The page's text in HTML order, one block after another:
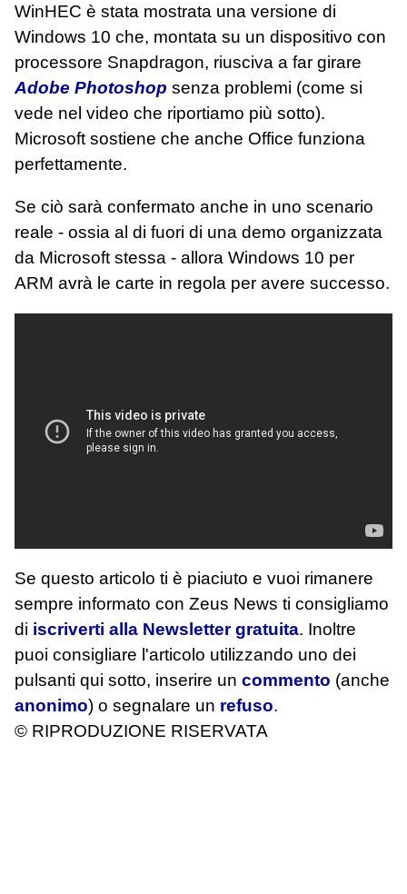
WinHEC è stata mostrata una versione di
Windows 10 che, montata su un dispositivo con
processore Snapdragon, riusciva a far girare
Adobe Photoshop senza problemi (come si
vede nel video che riportiamo più sotto).
Microsoft sostiene che anche Office funziona
perfettamente.
Se ciò sarà confermato anche in uno scenario
reale - ossia al di fuori di una demo organizzata
da Microsoft stessa - allora Windows 10 per
ARM avrà le carte in regola per avere successo.
Se questo articolo ti è piaciuto e vuoi rimanere
sempre informato con Zeus News ti consigliamo
di iscriverti alla Newsletter gratuita. Inoltre
puoi consigliare l'articolo utilizzando uno dei
pulsanti qui sotto, inserire un commento (anche
anonimo) o segnalare un refuso.
© RIPRODUZIONE RISERVATA